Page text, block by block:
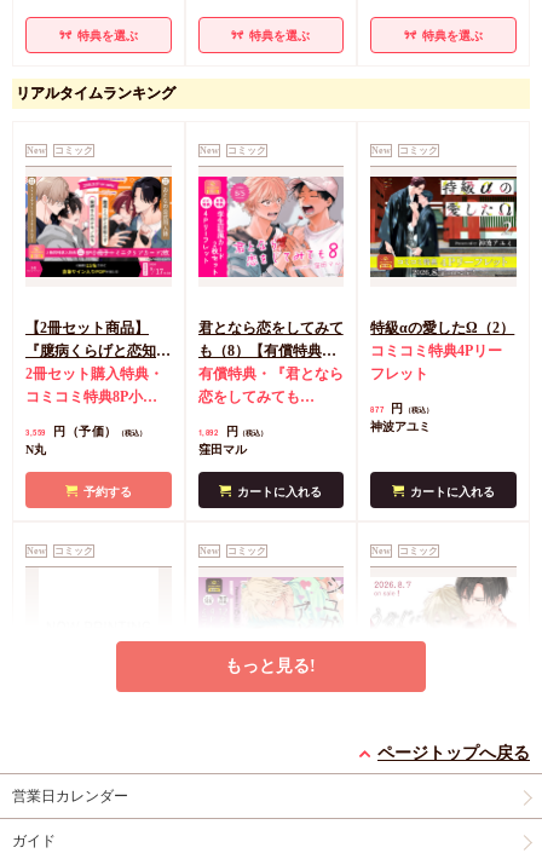
特典を選ぶ 特典を選ぶ 特典を選ぶ
リアルタイムランキング
New コミック
【2冊セット商品】
『臆病くらげと恋知ら
ず【有償】+柴崎さん
のケモノみち【有
約キャンペーン(抽■
2冊セット購入特典・
コミコミ特典8P小冊
2枚
有償特典・『臆病
となの公式同人誌
償特典・『柴崎さんの
アクリルカードキーホ
店舗共通特典ペ
3,559 円（予価） （税込）
N丸
予約する
New コミック
君となら恋をしてみて
も（8）【有償特典・
学生証風カード2枚セ
ット】
有償特典・『君となら
恋をしてみても
ド2枚セット
1,892 円 （税込）
窪田マル
カートに入れる
New コミック
特級αの愛したΩ（2）
コミコミ特典4Pリー
フレット
877 円 （税込）
神波アユミ
カートに入れる
New コミック
小冊子＋箔押しA5ア
クリルボード】
有償特典・『エンドロ
ールは地獄まで
（3）』小冊子 有償特
典・『エンドロールは
3,894
三ツ星しずく
New コミック
有償特典・『シュガー
コミコミ特典4Pリー
New コミック
特典・小冊子】
有償特典・『うなじに
もっと見る!
ページトップへ戻る
営業日カレンダー
ガイド